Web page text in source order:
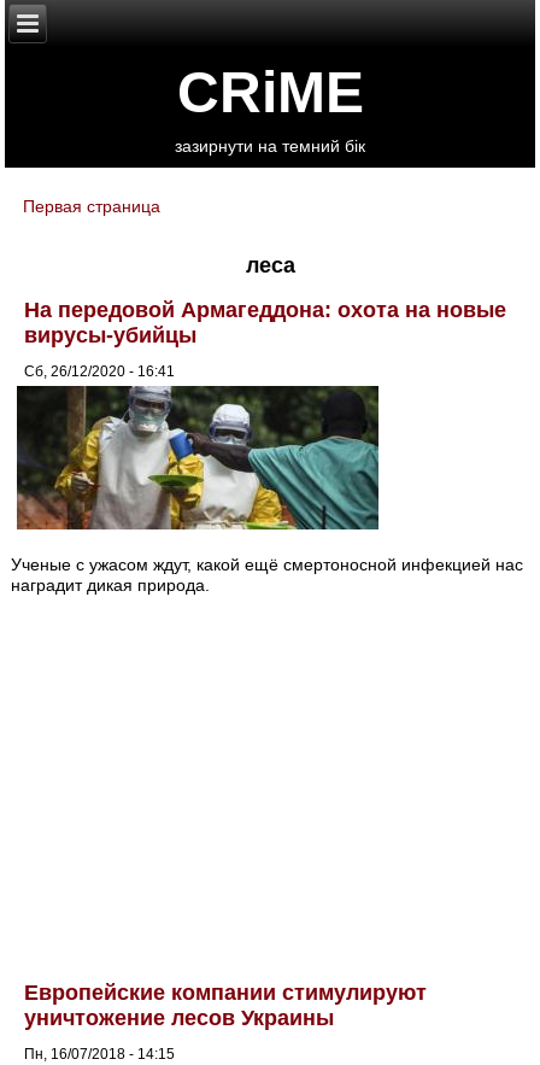
CRiME
зазирнути на темний бік
You are here
Первая страница
леса
На передовой Армагеддона: охота на новые
вирусы-убийцы
Сб, 26/12/2020 - 16:41
Ученые с ужасом ждут, какой ещё смертоносной инфекцией нас
наградит дикая природа.
Европейские компании стимулируют
уничтожение лесов Украины
Пн, 16/07/2018 - 14:15